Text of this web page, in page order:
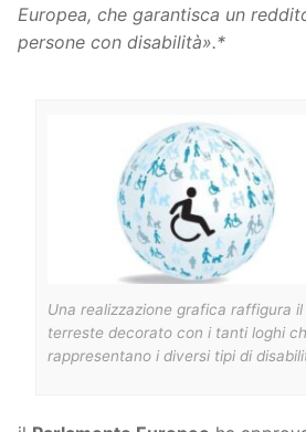
Europea, che garantisca un
persone con disabilità».*
Una realizzazione grafica raffigura il
terreste decorato con i tanti loghi
rappresentano i diversi tipi di